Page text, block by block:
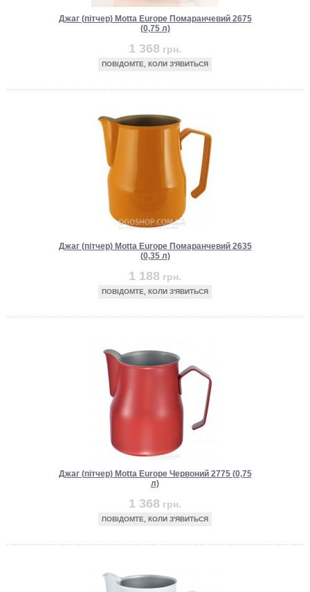
Джаг (пітчер) Motta Europe Помаранчевий 2675
(0,75 л)
1 368 грн.
ПОВІДОМТЕ, КОЛИ З'ЯВИТЬСЯ
Джаг (пітчер) Motta Europe Помаранчевий 2635
(0,35 л)
1 188 грн.
ПОВІДОМТЕ, КОЛИ З'ЯВИТЬСЯ
Джаг (пітчер) Motta Europe Червоний 2775 (0,75
л)
1 368 грн.
ПОВІДОМТЕ, КОЛИ З'ЯВИТЬСЯ